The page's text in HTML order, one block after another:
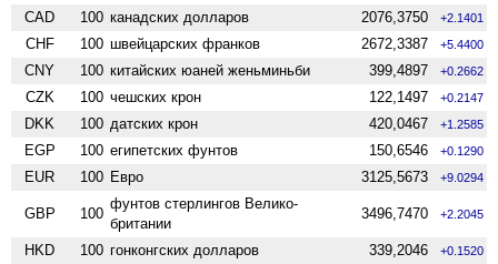
CAD 100 канадских долларов 2076,3750 +2.1401
CHF 100 швейцарских франков 2672,3387 +5.4400
CNY 100 китайских юаней женьминьби 399,4897 +0.2662
CZK 100 чешских крон 122,1497 +0.2147
DKK 100 датских крон 420,0467 +1.2585
EGP 100 египетских фунтов 150,6546 +0.1290
EUR 100 Евро 3125,5673 +9.0294
GBP 100
фунтов стерлингов Велико­
британии
3496,7470 +2.2045
HKD 100 гонконгских долларов 339,2046 +0.1520